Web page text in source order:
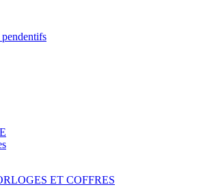
ET COFFRES